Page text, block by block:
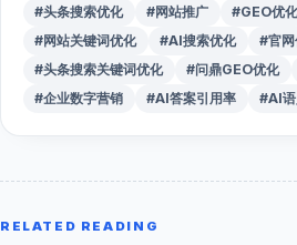
#头条搜索优化
#网站推广 #GEO优化
#网站关键词优化
#AI搜索优化
#官
#头条搜索关键词优化
#问鼎GEO优化
#企业数字营销
#AI答案引用率 #AI
RELATED READING